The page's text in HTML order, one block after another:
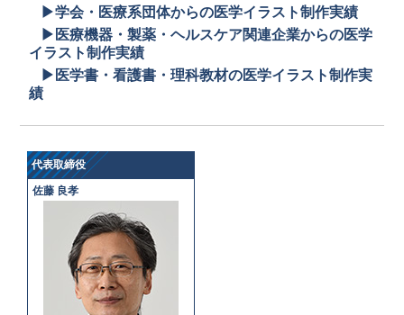
▶学会・医療系団体からの医学イラスト制作実績
▶医療機器・製薬・ヘルスケア関連企業からの医学
イラスト制作実績
▶医学書・看護書・理科教材の医学イラスト制作実
績
代表取締役
佐藤 良孝